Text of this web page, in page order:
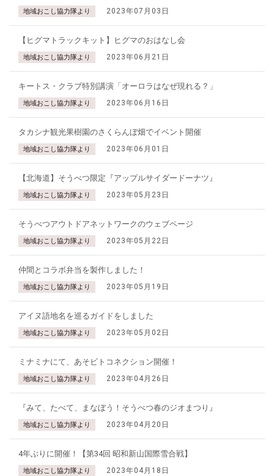
地域おこし協力隊より 2023年07月03日
【ヒグマトラックキット】ヒグマのおはなし会
地域おこし協力隊より 2023年06月21日
キートス・クラブ特別講演「オーロラはなぜ現れる？」
地域おこし協力隊より 2023年06月16日
タカシナ観光果樹園のさくらんぼ畑でイベント開催
地域おこし協力隊より 2023年06月01日
【北海道】そうべつ限定『アップルサイダードーナツ』
地域おこし協力隊より 2023年05月23日
そうべつアウトドアネットワークのウェブページ
地域おこし協力隊より 2023年05月22日
仲間とコラボ弁当を製作しました！
地域おこし協力隊より 2023年05月19日
アイヌ語地名を巡るガイドをしました
地域おこし協力隊より 2023年05月02日
ミナミナにて、あそビトコネクション開催！
地域おこし協力隊より 2023年04月26日
『みて、たべて、まなぼう！そうべつ春のジオまつり』
地域おこし協力隊より 2023年04月20日
4年ぶりに開催！【第34回 昭和新山国際雪合戦】
地域おこし協力隊より 2023年04月18日